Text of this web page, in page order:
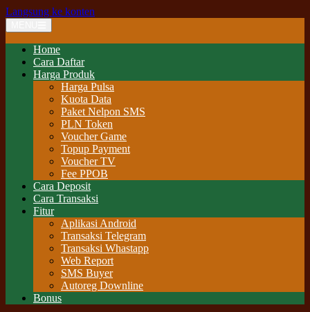
Langsung ke konten
Home
Cara Daftar
Harga Produk
Harga Pulsa
Kuota Data
Paket Nelpon SMS
PLN Token
Voucher Game
Topup Payment
Voucher TV
Fee PPOB
Cara Deposit
Cara Transaksi
Fitur
Aplikasi Android
Transaksi Telegram
Transaksi Whastapp
Web Report
SMS Buyer
Autoreg Downline
Bonus